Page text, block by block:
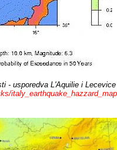
- usporedva L'Aquilie i